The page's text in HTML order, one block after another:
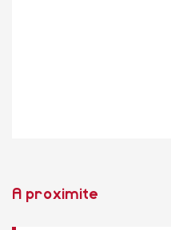
A proximite